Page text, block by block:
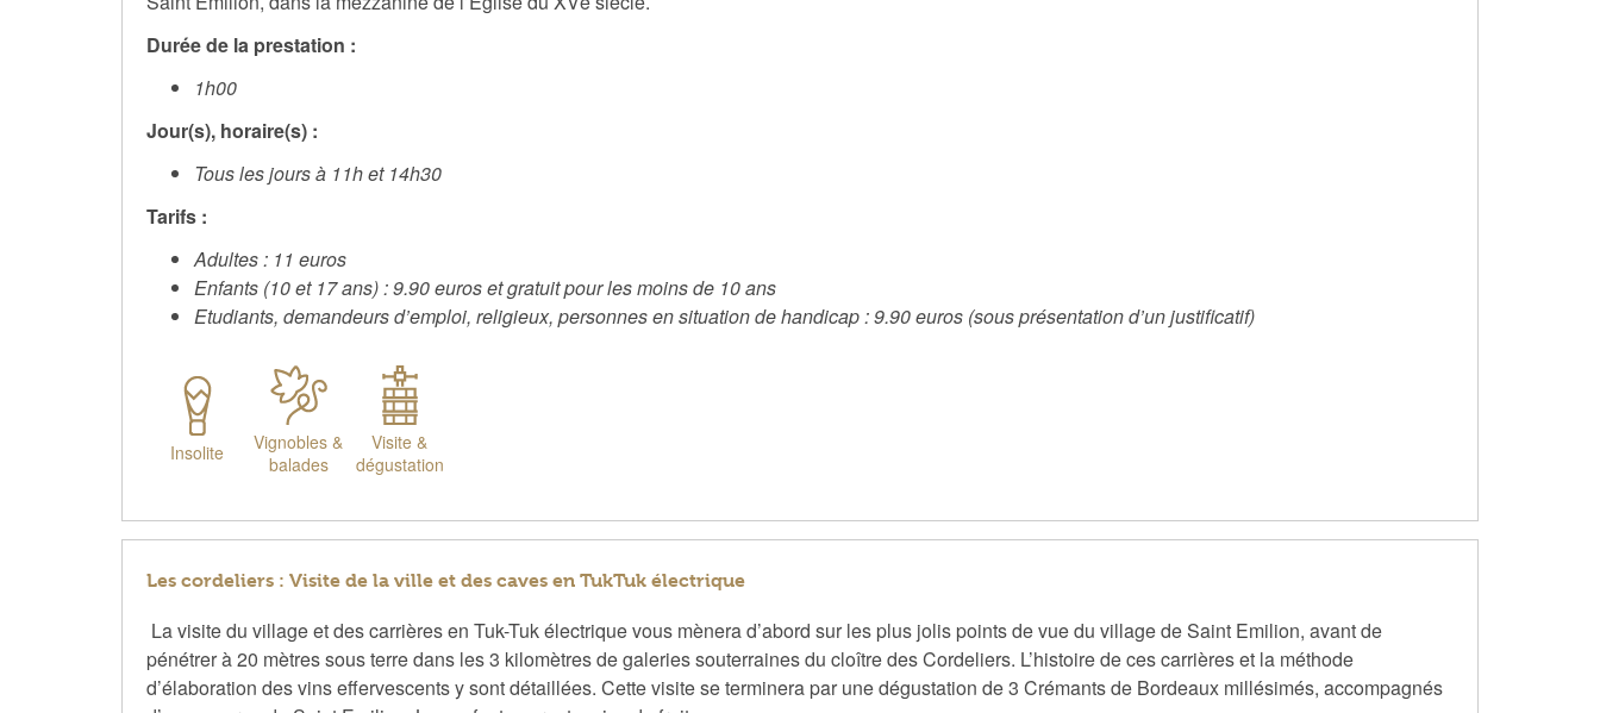
Durée de la prestation :
1h00
Jour(s), horaire(s) :
Tous les jours à 11h et 14h30
Tarifs :
Adultes : 11 euros
Enfants (10 et 17 ans) : 9.90 euros et gratuit pour les moins de 10 ans
Etudiants, demandeurs d’emploi, religieux, personnes en situation de handicap : 9.90 euros (sous présentation d’un justificatif)
Insolite
Vignobles &
balades
Visite &
dégustation
Les cordeliers : Visite de la ville et des caves en TukTuk électrique
La visite du village et des carrières en Tuk-Tuk électrique vous mènera d’abord sur les plus jolis points de vue du village de Saint Emilion, avant de
pénétrer à 20 mètres sous terre dans les 3 kilomètres de galeries souterraines du cloître des Cordeliers. L’histoire de ces carrières et la méthode
d’élaboration des vins effervescents y sont détaillées. Cette visite se terminera par une dégustation de 3 Crémants de Bordeaux millésimés, accompagnés